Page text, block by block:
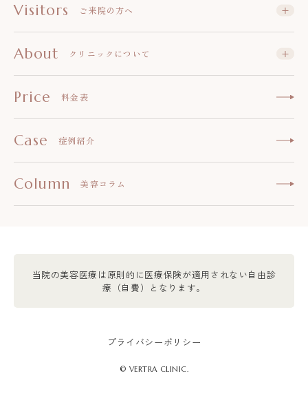
Visitors ご来院の方へ
About クリニックについて
Price 料金表
Case 症例紹介
Column 美容コラム
当院の美容医療は原則的に医療保険が適用されない自由診
療（自費）となります。
プライバシーポリシー
© VERTRA CLINIC.